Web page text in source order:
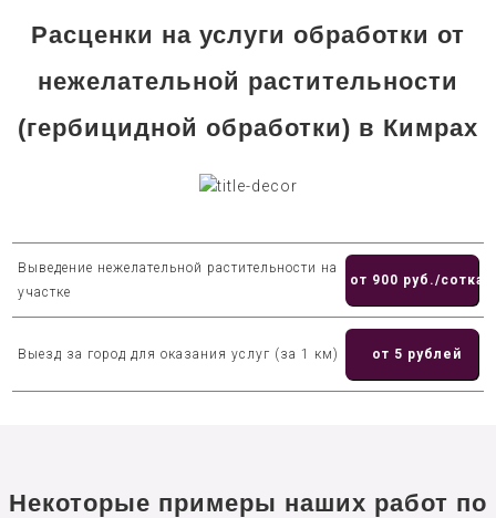
Расценки на услуги обработки от
нежелательной растительности
(гербицидной обработки) в Кимрах
Выведение нежелательной растительности на
участке
от 900 руб./сотка
Выезд за город для оказания услуг (за 1 км) от 5 рублей
Некоторые примеры наших работ по